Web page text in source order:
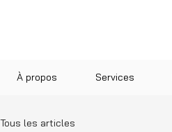
À propos Services
Tous les articles